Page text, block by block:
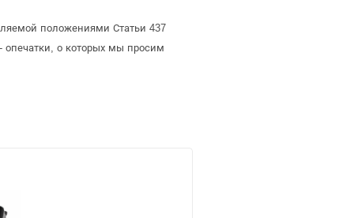
положениями Статьи 437
опечатки, о которых мы просим